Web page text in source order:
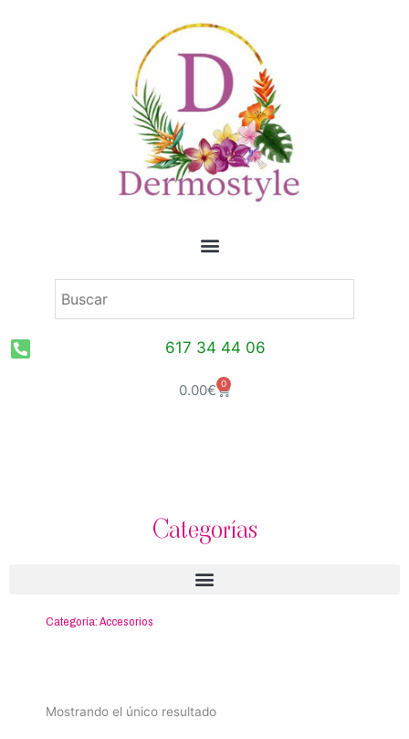
617 34 44 06
0.00€ 0 Carrito
Categorías
Categoría: Accesorios
Mostrando el único resultado